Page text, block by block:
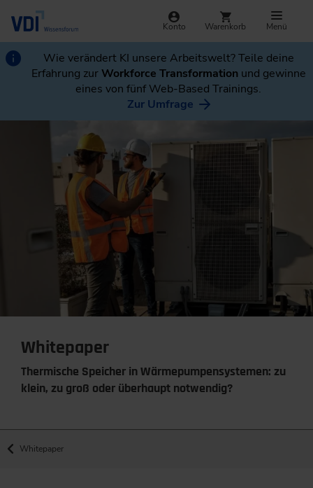
Konto Warenkorb Menü
Wie verändert KI unsere Arbeitswelt? Teile deine
Erfahrung zurWorkforce Transformation und gewinne
eines von fünf Web-Based Trainings.
Zur Umfrage
Whitepaper
Thermische Speicher in Wärmepumpensystemen: zu
klein, zu groß oder überhaupt notwendig?
Whitepaper